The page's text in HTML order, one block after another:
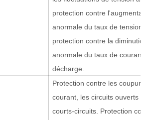
protection contre
anormale du taux de tension
protection contre la diminution
anormale du taux de courant
décharge.
Protection contre les
courant, les circuits ouverts et
courts-circuits. Protection